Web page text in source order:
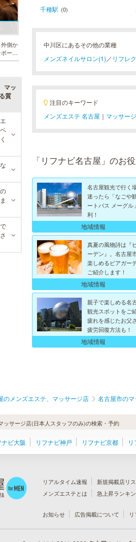
側か
ー
ト、
コー
屋
久脱
の男
か
ク
院を
た。
マッ
質
千種駅 (0)
中川区にあるその他の業種
メンズネイルサロン(1) ／ リフレ
注目のキーワード
メンズエステ 名古屋 ｜ マッサー
「リフナビ名古屋」のお
名古屋観光で行く
迷ったら「なごや
ートバス メーグル
利！
地域情報
真夏の風物詩は『
ーデン』。名古屋
楽しめるビアガー
ご紹介します！
地域情報
親子で楽しめる名
観光スポットをご
疲れを感じたお父
疲労回復方法も！
地域情報
のメンズエステ、マッサージ店 名古屋市のマ
ッサージ店(日本人スタッフのみ)の検索・予約
ナビ大阪 リフナビ神戸 リフナビ京都
リアルタイム速報 新規掲載店リ
メンズエステとは
急上昇ランキ
お知らせ
広告掲載について